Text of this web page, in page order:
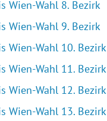
Wien-Wahl 8. Bezirk
Wien-Wahl 9. Bezirk
Wien-Wahl 10. Bezirk
Wien-Wahl 11. Bezirk
Wien-Wahl 12. Bezirk
Wien-Wahl 13. Bezirk